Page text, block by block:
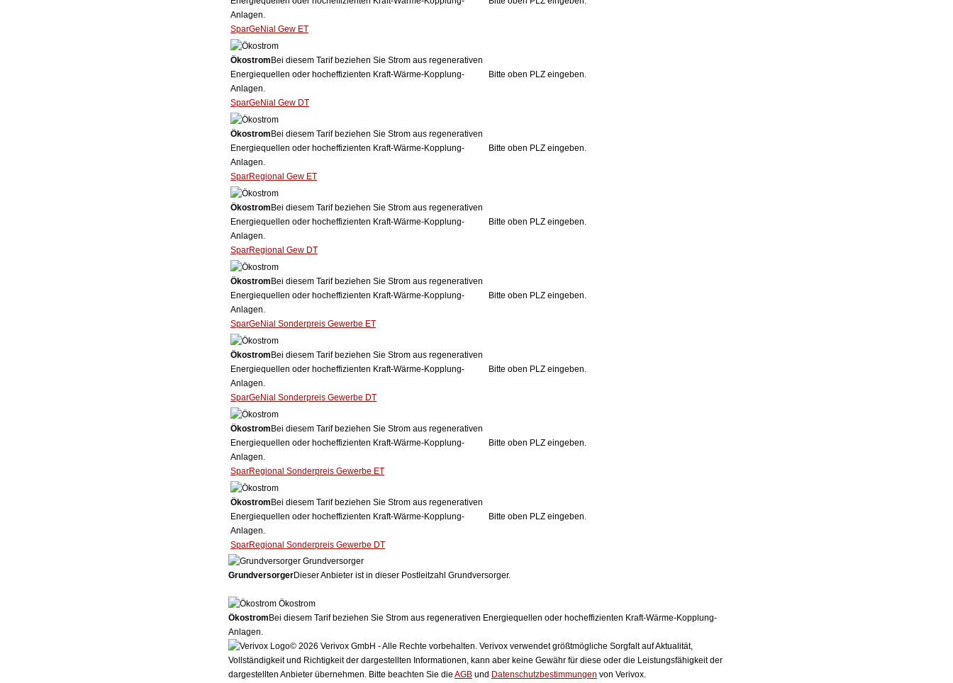
Anlagen.
SparGeNial Gew ET
Ökostrom Bei diesem Tarif beziehen Sie Strom aus regenerativen
Energiequellen oder hocheffizienten Kraft-Wärme-Kopplung-
Anlagen.
SparGeNial Gew DT
Bitte oben PLZ eingeben.
Ökostrom Bei diesem Tarif beziehen Sie Strom aus regenerativen
Energiequellen oder hocheffizienten Kraft-Wärme-Kopplung-
Anlagen.
SparRegional Gew ET
Bitte oben PLZ eingeben.
Ökostrom Bei diesem Tarif beziehen Sie Strom aus regenerativen
Energiequellen oder hocheffizienten Kraft-Wärme-Kopplung-
Anlagen.
SparRegional Gew DT
Bitte oben PLZ eingeben.
Ökostrom Bei diesem Tarif beziehen Sie Strom aus regenerativen
Energiequellen oder hocheffizienten Kraft-Wärme-Kopplung-
Anlagen.
SparGeNial Sonderpreis Gewerbe ET
Bitte oben PLZ eingeben.
Ökostrom Bei diesem Tarif beziehen Sie Strom aus regenerativen
Energiequellen oder hocheffizienten Kraft-Wärme-Kopplung-
Anlagen.
SparGeNial Sonderpreis Gewerbe DT
Bitte oben PLZ eingeben.
Ökostrom Bei diesem Tarif beziehen Sie Strom aus regenerativen
Energiequellen oder hocheffizienten Kraft-Wärme-Kopplung-
Anlagen.
SparRegional Sonderpreis Gewerbe ET
Bitte oben PLZ eingeben.
Ökostrom Bei diesem Tarif beziehen Sie Strom aus regenerativen
Energiequellen oder hocheffizienten Kraft-Wärme-Kopplung-
Anlagen.
SparRegional Sonderpreis Gewerbe DT
Bitte oben PLZ eingeben.
Grundversorger
GrundversorgerDieser Anbieter ist in dieser Postleitzahl Grundversorger.
Ökostrom
Ökostrom Bei diesem Tarif beziehen Sie Strom aus regenerativen Energiequellen oder hocheffizienten Kraft-Wärme-Kopplung-
Anlagen.
© 2026 Verivox GmbH - Alle Rechte vorbehalten. Verivox verwendet größtmögliche Sorgfalt auf Aktualität,
Vollständigkeit und Richtigkeit der dargestellten Informationen, kann aber keine Gewähr für diese oder die Leistungsfähigkeit der
dargestellten Anbieter übernehmen. Bitte beachten Sie die AGB und Datenschutzbestimmungen von Verivox.